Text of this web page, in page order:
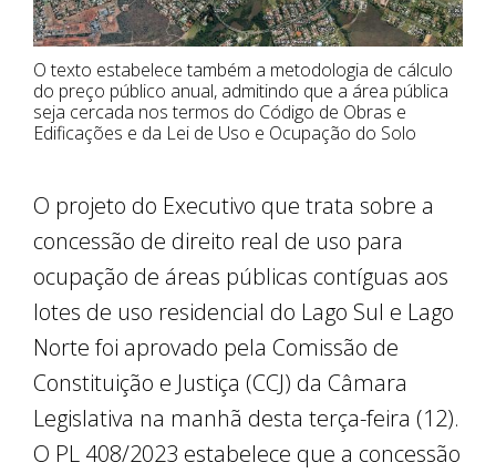
O texto estabelece também a metodologia de cálculo
do preço público anual, admitindo que a área pública
seja cercada nos termos do Código de Obras e
Edificações e da Lei de Uso e Ocupação do Solo
O projeto do Executivo que trata sobre a
concessão de direito real de uso para
ocupação de áreas públicas contíguas aos
lotes de uso residencial do Lago Sul e Lago
Norte foi aprovado pela Comissão de
Constituição e Justiça (CCJ) da Câmara
Legislativa na manhã desta terça-feira (12).
O PL 408/2023 estabelece que a concessão